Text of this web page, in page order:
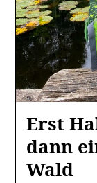
Erst
dann
Wald